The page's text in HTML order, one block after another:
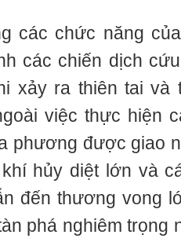
các chức năng
các chiến dịch
xảy ra thiên tai và
việc thực hiện
phương được giao
hủy diệt lớn và
đến thương vong
phá nghiêm trọng